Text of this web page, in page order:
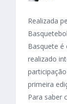
Realizada
Basquete é
realizado
primeira
Para saber